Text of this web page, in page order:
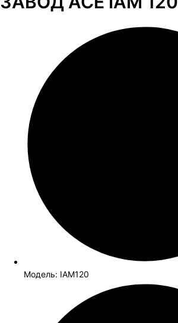
Модель: IAM120